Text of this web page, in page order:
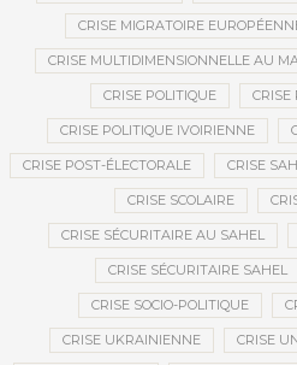
CRISE MIGRATOIRE
CRISE MULTIDIMENSIONNELLE AU
CRISE POLITIQUE CRISE
CRISE POLITIQUE IVOIRIENNE
CRISE POST-ÉLECTORALE CRISE
CRISE SCOLAIRE
CRISE SÉCURITAIRE AU SAHEL
CRISE SÉCURITAIRE SAHEL
CRISE SOCIO-POLITIQUE
CRISE UKRAINIENNE CRISE